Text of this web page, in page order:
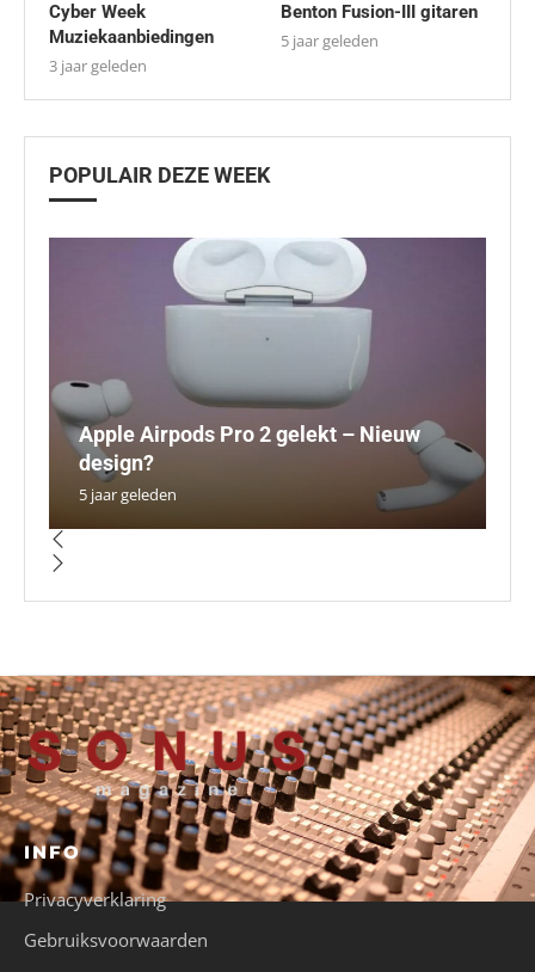
Cyber Week
Muziekaanbiedingen
3 jaar geleden
Benton Fusion-III gitaren
5 jaar geleden
POPULAIR DEZE WEEK
Apple Airpods Pro 2 gelekt – Nieuw
design?
5 jaar geleden
INFO
Privacyverklaring
Gebruiksvoorwaarden